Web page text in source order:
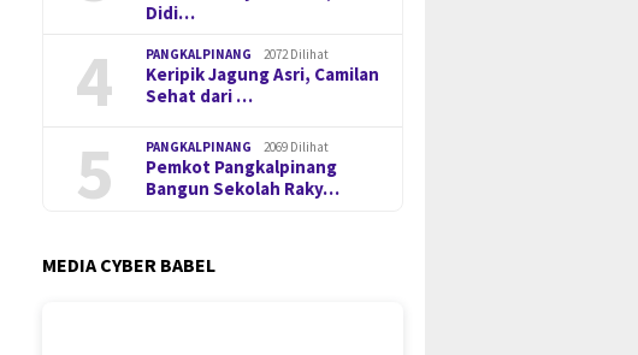
Didi…
4 PANGKALPINANG 2072 Dilihat
Keripik Jagung Asri, Camilan
Sehat dari …
5 PANGKALPINANG 2069 Dilihat
Pemkot Pangkalpinang
Bangun Sekolah Raky…
MEDIA CYBER BABEL